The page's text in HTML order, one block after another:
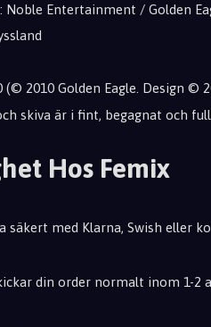
: Noble Entertainment / Golden
(© 2010 Golden Eagle. Design ©
skiva är i fint, begagnat och
Hos Femix
säkert med Klarna, Swish eller
din order normalt inom 1-2